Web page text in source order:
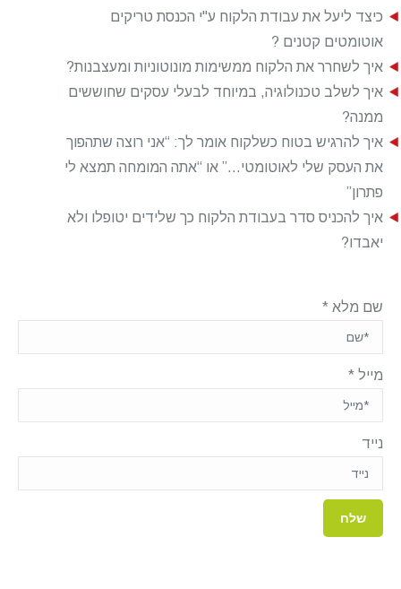
כיצד ליעל את עבודת הלקוח ע"י הכנסת טריקים
אוטומטים קטנים ?
איך לשחרר את הלקוח ממשימות מונוטוניות ומעצבנות?
איך לשלב טכנולוגיה, במיוחד לבעלי עסקים שחוששים
ממנה?
איך להרגיש בטוח כשלקוח אומר לך: “אני רוצה שתהפוך
את העסק שלי לאוטומטי…” או “אתה המומחה תמצא לי
פתרון”
איך להכניס סדר בעבודת הלקוח כך שלידים יטופלו ולא
יאבדו?
שם מלא *
מייל *
נייד